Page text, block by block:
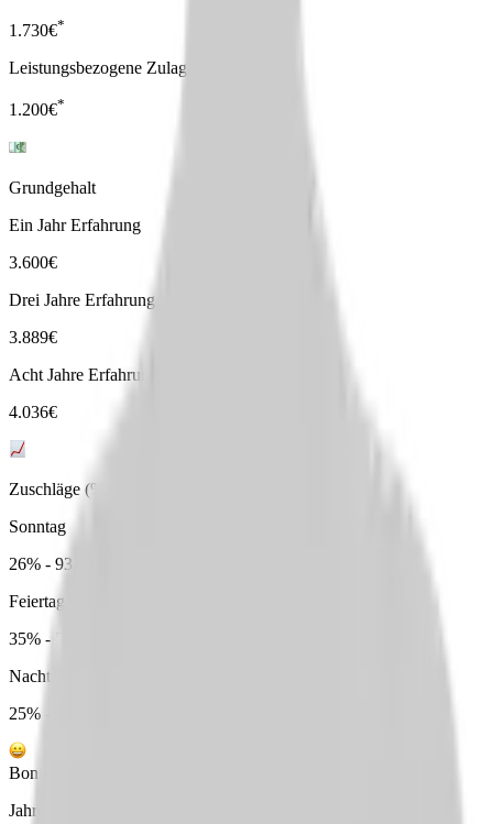
1.730€*
Leistungsbezogene Zulage
1.200€*
Grundgehalt
Ein Jahr Erfahrung
3.600€
Drei Jahre Erfahrung
3.889€
Acht Jahre Erfahrung
4.036€
Zuschläge (%)
Sonntag
26% - 93,52 € Pro Monat
Feiertag
35% - 57,91 € Pro Monat
Nacht
25% - 44,96 € Pro Monat
Boni/Jahressonderzahlungen
Jahressonderzahlung (50%)